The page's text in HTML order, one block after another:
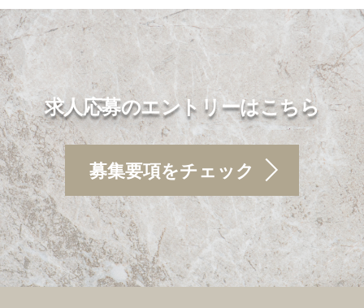
求人応募のエントリーはこちら
募集要項をチェック